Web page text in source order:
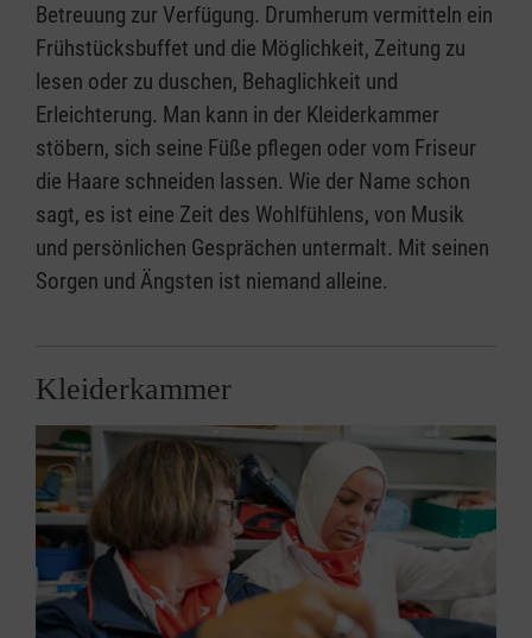
Betreuung zur Verfügung. Drumherum vermitteln ein
Frühstücksbuffet und die Möglichkeit, Zeitung zu
lesen oder zu duschen, Behaglichkeit und
Erleichterung. Man kann in der Kleiderkammer
stöbern, sich seine Füße pflegen oder vom Friseur
die Haare schneiden lassen. Wie der Name schon
sagt, es ist eine Zeit des Wohlfühlens, von Musik
und persönlichen Gesprächen untermalt. Mit seinen
Sorgen und Ängsten ist niemand alleine.
Kleiderkammer